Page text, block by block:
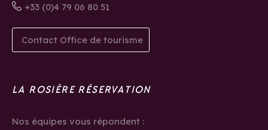
+33 (0)4 79 06 80 51
Contact Office de tourisme
LA ROSIÈRE RÉSERVATION
Nos équipes vous répondent :